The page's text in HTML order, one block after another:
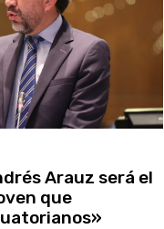
Arauz será el
que